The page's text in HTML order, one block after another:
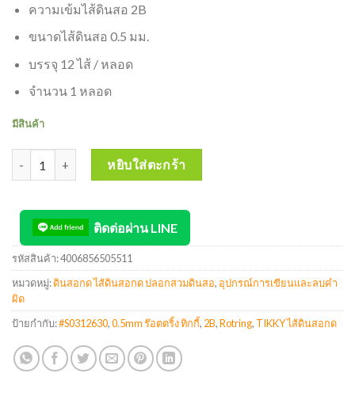
ความเข้มไส้ดินสอ 2B
ขนาดไส้ดินสอ 0.5 มม.
บรรจุ 12 ไส้ / หลอด
จำนวน 1 หลอด
มีสินค้า
จำนวน ROTRING TIKKY ไส้ดินสอกด 2B 0.5mm ร๊อตตริ้ง ทิกกี้
หยิบใส่ตะกร้า
ติดต่อผ่าน LINE
รหัสสินค้า:4006856505511
หมวดหมู่:ดินสอกด ไส้ดินสอกด ปลอกสวมดินสอ, อุปกรณ์การเขียนและลบคำ
ผิด
ป้ายกำกับ:#S0312630,0.5mm ร๊อตตริ้ง ทิกกี้, 2B,Rotring, TIKKY ไส้ดินสอกด